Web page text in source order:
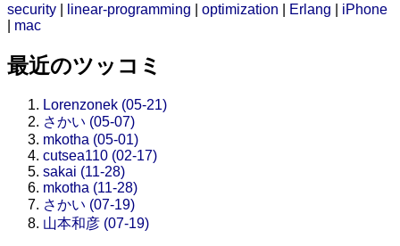
security
linear-programming optimization Erlang
iPhone
mac
最近のツッコミ
Lorenzonek (05-21)
さかい (05-07)
mkotha (05-01)
cutsea110 (02-17)
sakai (11-28)
mkotha (11-28)
さかい (07-19)
山本和彦 (07-19)